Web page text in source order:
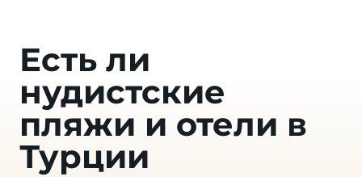
Есть ли
нудистские
пляжи и отели в
Турции